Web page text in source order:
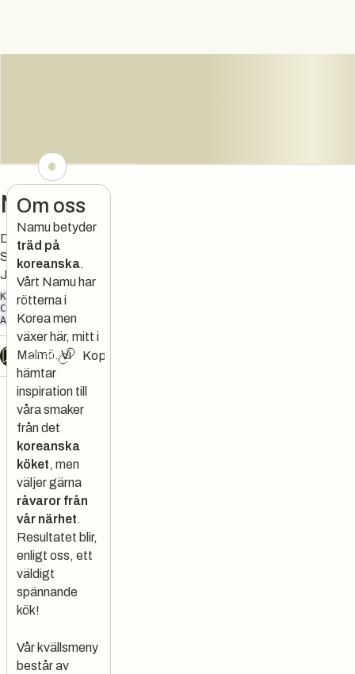
Namu
Där Korea möter
Sverige – i regi av
Jennie Walldén
KOREANSKT
COCKTAILS
ASIAN FUSION
Chat Kopiera länk
Om oss
Namu betyder
träd på
koreanska.
Vårt Namu har
rötterna i
Korea men
växer här, mitt i
Malmö. Vi
hämtar
inspiration till
våra smaker
från det
koreanska
köket, men
väljer gärna
råvaror från
vår närhet.
Resultatet blir,
enligt oss, ett
väldigt
spännande
kök!
Vår kvällsmeny
består av